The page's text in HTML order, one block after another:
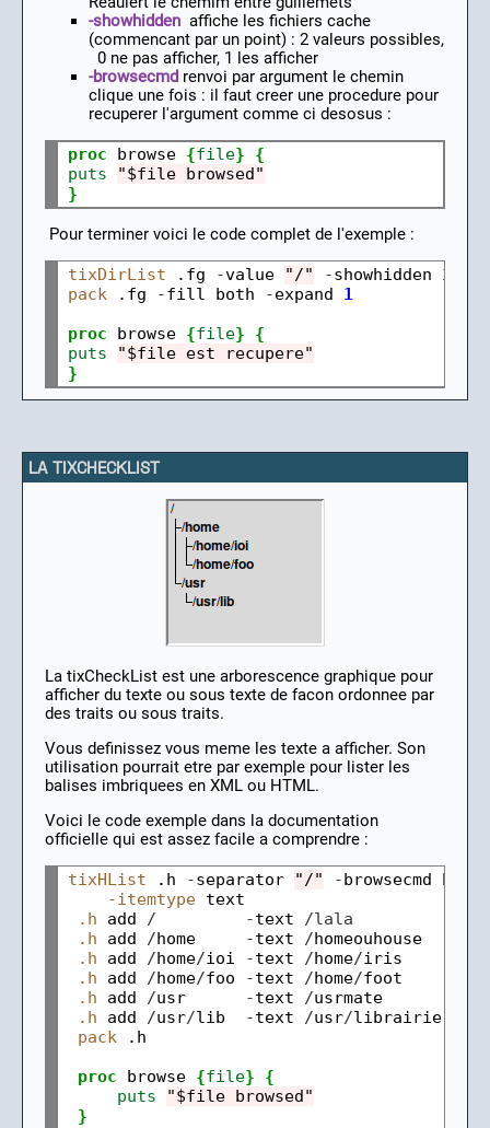
-showhidden affiche les fichiers cache
(commencant par un point) : 2 valeurs possibles,
0 ne pas afficher, 1 les afficher
-browsecmd renvoi par argument le chemin
clique une fois : il faut creer une procedure pour
recuperer l'argument comme ci desosus :
proc browse {file}
{
puts
"$file browsed"
}
Pour terminer voici le code complet de l'exemple :
tixDirList .fg -value "/" -showhidden 1
pack .fg -fill both -expand 1
proc browse {file}
{
puts
"$file est recupere"
}
LA TIXCHECKLIST
La tixCheckList est une arborescence graphique pour
afficher du texte ou sous texte de facon ordonnee par
des traits ou sous traits.
Vous definissez vous meme les texte a afficher. Son
utilisation pourrait etre par exemple pour lister les
balises imbriquees en XML ou HTML.
Voici le code exemple dans la documentation
officielle qui est assez facile a comprendre :
tixHList .h -separator "/" -browsecmd
-itemtype text
.h add / -text /lala
.h add /home -text /homeouhouse
.h add /home/ioi -text /home/iris
.h add /home/foo -text /home/foot
.h add /usr -text /usrmate
.h add /usr/lib -text /usr/librairie
pack .h
proc browse {file}
{
puts
"$file browsed"
}